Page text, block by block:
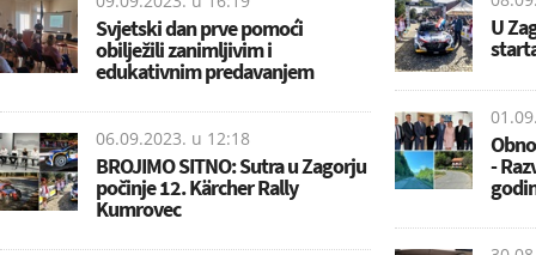
Svjetski dan prve pomoći
obilježili zanimljivim i
edukativnim predavanjem
06.09.2023. u 12:18
BROJIMO SITNO: Sutra u Zagorju
počinje 12. Kärcher Rally
Kumrovec
U
-